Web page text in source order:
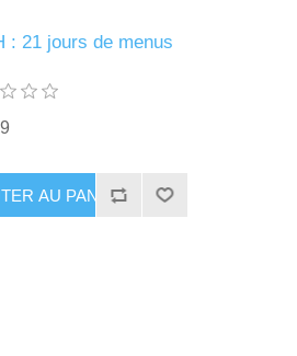
: 21 jours de menus